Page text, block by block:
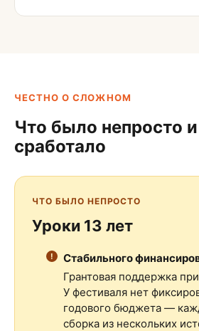
ЧЕСТНО О СЛОЖНОМ
Что было непросто
сработало
ЧТО БЫЛО НЕПРОСТО
Уроки 13 лет
Стабильного
Грантовая поддержка
У фестиваля нет
годового бюджета —
сборка из нескольких